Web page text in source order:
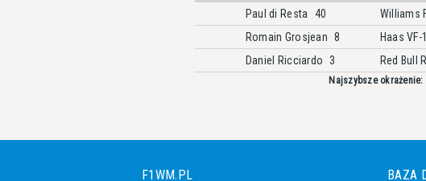
Paul di Resta
40 Williams
Romain Grosjean 8 Haas VF-
Daniel Ricciardo 3 Red Bull
Najszybsze okrażenie:
F1WM.PL BAZA